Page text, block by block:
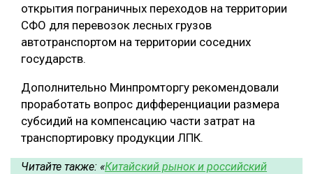
открытия пограничных переходов на территории
СФО для перевозок лесных грузов
автотранспортом на территории соседних
государств.
Дополнительно Минпромторгу рекомендовали
проработать вопрос дифференциации размера
субсидий на компенсацию части затрат на
транспортировку продукции ЛПК.
Читайте также: «Китайский рынок и российский